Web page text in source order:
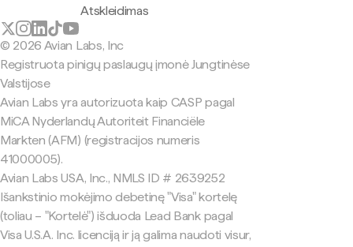
Atskleidimas
© 2026 Avian Labs, Inc
Registruota pinigų paslaugų įmonė Jungtinėse
Valstijose
Avian Labs yra autorizuota kaip CASP pagal
MiCA Nyderlandų Autoriteit Financiële
Markten (AFM) (registracijos numeris
41000005).
Avian Labs USA, Inc., NMLS ID # 2639252
Išankstinio mokėjimo debetinę "Visa" kortelę
(toliau – "Kortelė") išduoda Lead Bank pagal
Visa U.S.A. Inc. licenciją ir ją galima naudoti visur,